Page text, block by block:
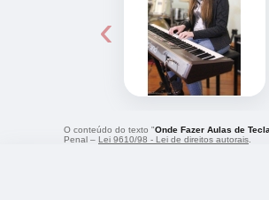
‹
O conteúdo do texto "Onde Fazer Aulas de
Penal – Lei 9610/98 - Lei de direitos autorais